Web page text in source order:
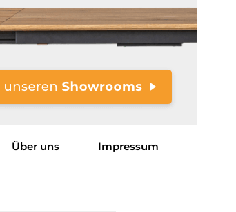
Über uns Impressum